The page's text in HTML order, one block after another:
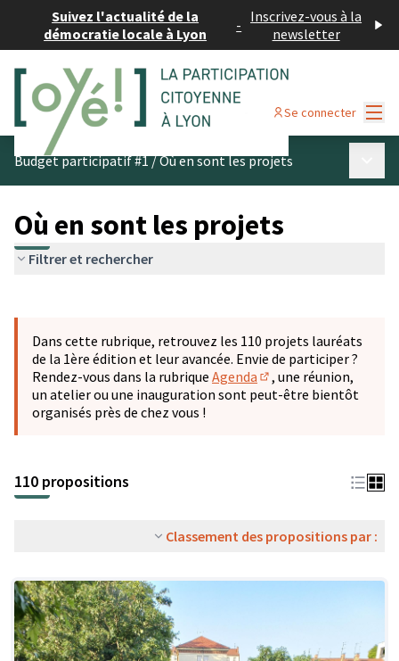
Suivez l'actualité de la
démocratie locale à Lyon
- Inscrivez-vous à la
newsletter
Se connecter
Budget participatif #1/Où en sont les projets
Où en sont les projets
Filtrer et rechercher
−
Dans cette rubrique, retrouvez les 110 projets lauréats
de la 1ère édition et leur avancée. Envie de participer ?
Rendez-vous dans la rubrique Agenda
(S'ouvre dans un
, une réunion,
un atelier ou une inauguration sont peut-être bientôt
organisés près de chez vous !
110 propositions
Classement des propositions par :